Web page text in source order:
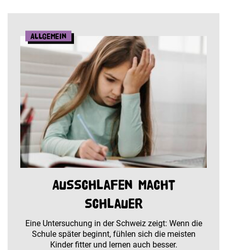
Allgemein
Ausschlafen macht
schlauer
Eine Untersuchung in der Schweiz zeigt: Wenn die
Schule später beginnt, fühlen sich die meisten
Kinder fitter und lernen auch besser.